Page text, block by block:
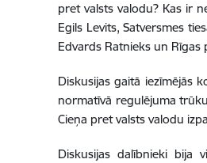
pret valsts valodu? Kas ir
Egils Levits, Satversmes
Edvards Ratnieks un Rīgas
Diskusijas gaitā iezīmējās
normatīvā regulējuma
Cieņa pret valsts valodu
Diskusijas dalībnieki bija